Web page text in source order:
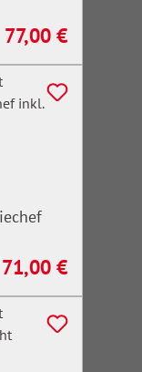
Regulärer Preis:
77,00 €
Regulärer Preis:
71,00 €